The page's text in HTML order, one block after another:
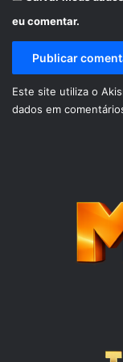
eu comentar.
Este site utiliza o
dados em